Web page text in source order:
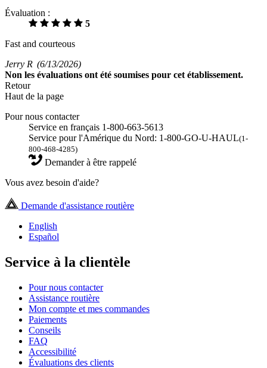
Évaluation :
5
Fast and courteous
Jerry R (6/13/2026)
Non les évaluations ont été soumises pour cet établissement.
Retour
Haut de la page
Pour nous contacter
Service en français 1-800-663-5613
Service pour l'Amérique du Nord: 1-800-GO-U-HAUL(1-
800-468-4285)
Demander à être rappelé
Vous avez besoin d'aide?
Demande d'assistance routière
English
Español
Service à la clientèle
Pour nous contacter
Assistance routière
Mon compte et mes commandes
Paiements
Conseils
FAQ
Accessibilité
Évaluations des clients